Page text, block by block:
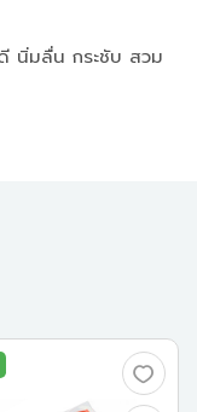
นิ่มลื่น กระชับ สวม